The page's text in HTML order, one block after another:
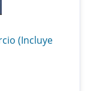
(Incluye